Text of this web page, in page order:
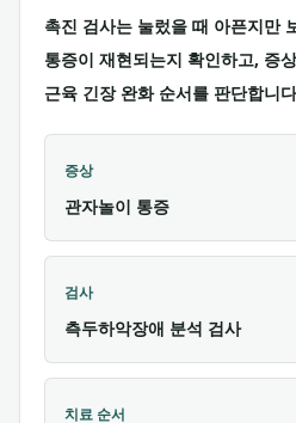
촉진 검사는 눌렀을 때 아픈지만
통증이 재현되는지 확인하고, 증
근육 긴장 완화 순서를 판단합니
증상
관자놀이 통증
검사
측두하악장애 분석 검사
치료 순서